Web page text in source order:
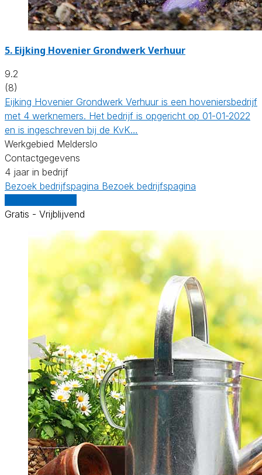
5. Eijking Hovenier Grondwerk Verhuur
9.2
(8)
Eijking Hovenier Grondwerk Verhuur is een hoveniersbedrijf
met 4 werknemers. Het bedrijf is opgericht op 01-01-2022
en is ingeschreven bij de KvK…
Werkgebied Melderslo
Contactgegevens
4 jaar in bedrijf
Bezoek bedrijfspagina Bezoek bedrijfspagina
Gratis - Vrijblijvend